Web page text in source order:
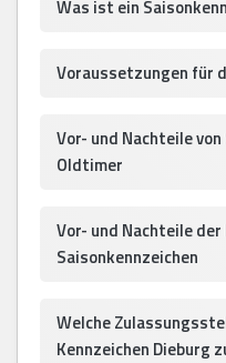
Was ist ein
Voraussetzungen für
Vor- und Nachteile
Oldtimer
Vor- und Nachteile
Saisonkennzeichen
Welche
Kennzeichen Dieburg